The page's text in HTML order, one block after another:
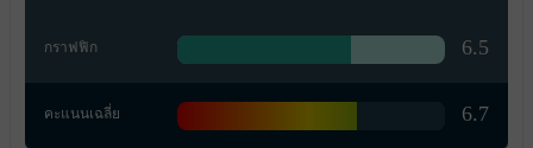
กราฟฟิก 6.5
คะแนนเฉลี่ย 6.7